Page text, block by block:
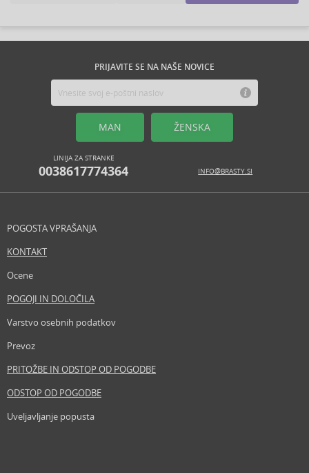
PRIJAVITE SE NA NAŠE NOVICE
MAN ŽENSKA
LINIJA ZA STRANKE
0038617774364 INFO@BRASTY.SI
POGOSTA VPRAŠANJA
KONTAKT
Ocene
POGOJI IN DOLOČILA
Varstvo osebnih podatkov
Prevoz
PRITOŽBE IN ODSTOP OD POGODBE
ODSTOP OD POGODBE
Uveljavljanje popusta